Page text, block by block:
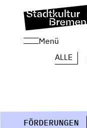
Menü
ALLE
FÖRDERUNGEN